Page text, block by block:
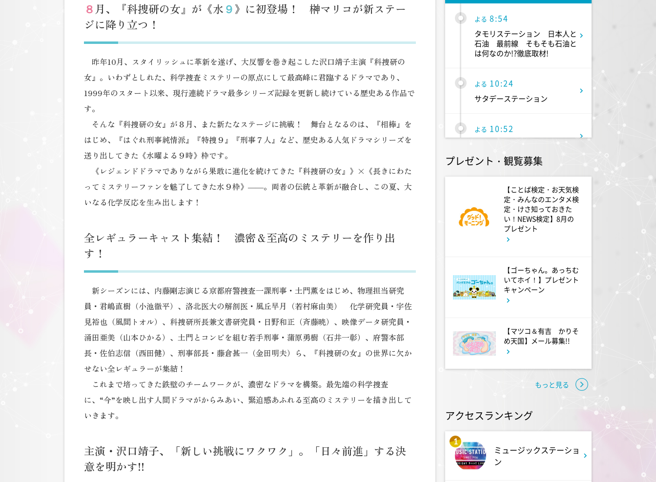
８ 月、『科捜研の女』が《水９》に初登場！ 榊マリコが新ステー
ジに降り立つ！
昨年10月、スタイリッシュに革新を遂げ、大反響を巻き起こした沢口靖子主演『科捜研の
女』。いわずとしれた、科学捜査ミステリーの原点にして最高峰に君臨するドラマであり、
1999年のスタート以来、現行連続ドラマ最多シリーズ記録を更新し続けている歴史ある作品で
す。
そんな『科捜研の女』が８月、また新たなステージに挑戦！ 舞台となるのは、『相棒』を
はじめ、『はぐれ刑事純情派』『特捜９』『刑事７人』など、歴史ある人気ドラマシリーズを
送り出してきた《水曜よる９時》枠です。
《レジェンドドラマでありながら果敢に進化を続けてきた『科捜研の女』》×《長きにわた
ってミステリーファンを魅了してきた水９枠》――。両者の伝統と革新が融合し、この夏、大
いなる化学反応を生み出します！
全レギュラーキャスト集結！ 濃密＆至高のミステリーを作り出
す！
新シーズンには、内藤剛志演じる京都府警捜査一課刑事・土門薫をはじめ、物理担当研究
員・君嶋直樹（小池徹平）、洛北医大の解剖医・風丘早月（若村麻由美） 化学研究員・宇佐
見裕也（風間トオル）、科捜研所長兼文書研究員・日野和正（斉藤暁）、映像データ研究員・
涌田亜美（山本ひかる）、土門とコンビを組む若手刑事・蒲原勇樹（石井一彰）、府警本部
長・佐伯志信（西田健）、刑事部長・藤倉甚一（金田明夫）ら、『科捜研の女』の世界に欠か
せない全レギュラーが集結！
これまで培ってきた鉄壁のチームワークが、濃密なドラマを構築。最先端の科学捜査
に、“今”を映し出す人間ドラマがからみあい、緊迫感あふれる至高のミステリーを描き出して
いきます。
主演・沢口靖子、「新しい挑戦にワクワク」。「日々前進」する決
意を明かす!!
よる 8:54
タモリステーション 日本人と
石油 最前線 そもそも石油と
は何なのか!?徹底取材!
よる 10:24
サタデーステーション
よる 10:52
よる 10:56
よる 11:00
熱闘甲子園 涙は、強さにな
よる 11:30
夏色の雲が恋と嵐をまきおこ
す #5
深夜 0:00
天幕のジャードゥーガル
#7【イマニメーション】
ジェスト
深夜
タイムトラベルダディ #2
ダイアン津田ドラマ初主演作
プレゼント・観覧募集
【ことば検定・お天気検
定・みんなのエンタメ検
定・けさ知っておきた
い！NEWS検定】8月の
プレゼント
【ゴーちゃん。あっちむ
いてホイ！】プレゼント
キャンペーン
【マツコ＆有吉 かりそ
め天国】メール募集!!
もっと見る
アクセスランキング
1
ミュージックステーショ
ン